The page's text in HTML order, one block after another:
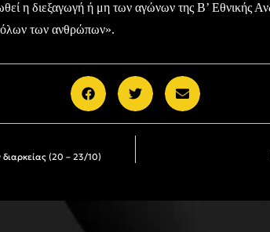
η διεξαγωγή ή μη των αγώνων της Β’
όλων των ανθρώπων».
(20 – 23/10)